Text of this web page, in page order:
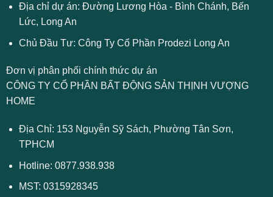
Địa chỉ dự án: Đường Lương Hòa - Bình Chánh, Bến
Lức, Long An
Chủ Đầu Tư: Công Ty Cổ Phần Prodezi Long An
Đơn vị phân phối chính thức dự án
CÔNG TY CỔ PHẦN BẤT ĐỘNG SẢN THỊNH VƯỢNG
HOME
Địa Chỉ: 153 Nguyễn Sỹ Sách, Phường Tân Sơn,
TPHCM
Hotline: 0877.938.938
MST: 0315928345